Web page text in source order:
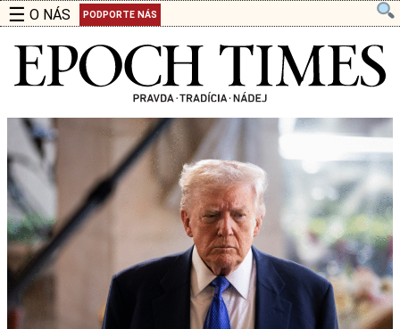
☰ O NÁS PODPORTE NÁS